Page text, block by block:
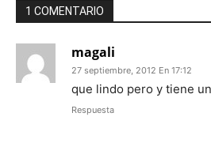
1 COMENTARIO
magali
27 septiembre, 2012 En 17:12
que lindo pero y tiene
Respuesta